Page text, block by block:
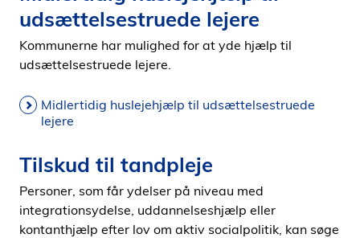
udsættelsestruede lejere
Kommunerne har mulighed for at yde hjælp til
udsættelsestruede lejere.
Midlertidig huslejehjælp til udsættelsestruede
lejere
Tilskud til tandpleje
Personer, som får ydelser på niveau med
integrationsydelse, uddannelseshjælp eller
kontanthjælp efter lov om aktiv socialpolitik, kan søge